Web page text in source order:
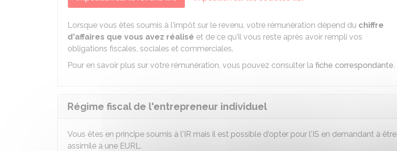
Lorsque vous êtes soumis à l'impôt sur le revenu, votre rémunération dépend du chiffre
d'affaires que vous avez réalisé et de ce qu'il vous reste après avoir rempli vos
obligations fiscales, sociales et commerciales.
Pour en savoir plus sur votre rémunération, vous pouvez consulter la fiche correspondante.
Régime fiscal de l'entrepreneur individuel
Vous êtes en principe soumis à l'IR mais il est possible d'opter pour l'IS en demandant à être
assimilé à une EURL.